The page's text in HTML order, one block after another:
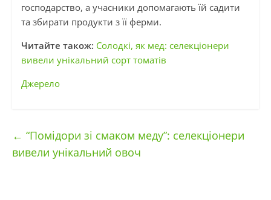
господарство, а учасники допомагають їй садити
та збирати продукти з її ферми.
Читайте також: Солодкі, як мед: селекціонери
вивели унікальний сорт томатів
Джерело
← “Помідори зі смаком меду”: селекціонери
вивели унікальний овоч